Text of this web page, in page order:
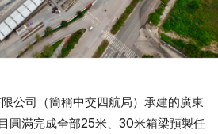
公司（簡稱中交四航局）承建的廣東
圓滿完成全部25米、30米箱梁預製任